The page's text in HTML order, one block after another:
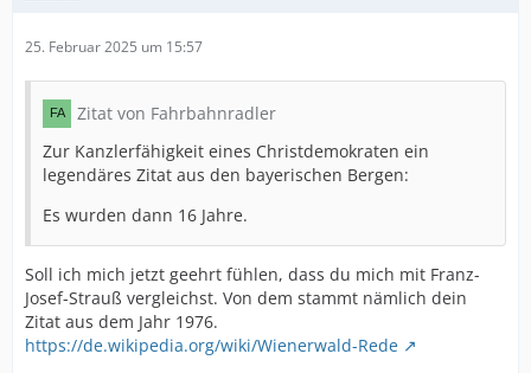
25. Februar 2025 um 15:57
Zitat von Fahrbahnradler
Zur Kanzlerfähigkeit eines Christdemokraten ein
legendäres Zitat aus den bayerischen Bergen:
Es wurden dann 16 Jahre.
Soll ich mich jetzt geehrt fühlen, dass du mich mit Franz-
Josef-Strauß vergleichst. Von dem stammt nämlich dein
Zitat aus dem Jahr 1976.
https://de.wikipedia.org/wiki/Wienerwald-Rede